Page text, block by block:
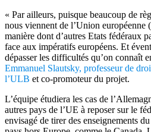
« Par ailleurs, puisque beaucoup de
nous viennent de l’Union européenne
manière dont d’autres Etats fédéraux
face aux impératifs européens. Et
dépasser les difficultés qu’on connaît
Emmanuel Slautsky, professeur de
l’ULB et co-promoteur du projet.
L’équipe étudiera les cas de
autres pays de l’UE à reposer sur le
envisagé de tirer des enseignements